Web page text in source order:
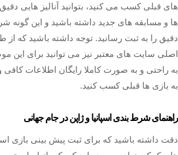
های قبلی کسب می کنید، بتوانید آنالیز هایی
ها و مسابقه های جدید داشته باشید و این گونه
دقیق را به ثبت رسانید. توجه داشته باشید که
اصلی سایت های معتبر نیز می توانید برای این
به راحتی و به صورت کاملا رایگان اطلاعات
به بازی ها قبلی کسب کنید.
راهنمای شرط بندی اسپانیا و ژاپن در جام جهانی
دقت داشته باشید که برای ثبت پیش بینی بازی